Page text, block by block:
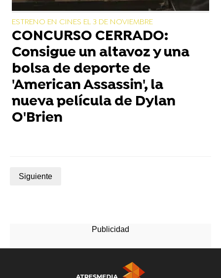
ESTRENO EN CINES EL 3 DE NOVIEMBRE
CONCURSO CERRADO:
Consigue un altavoz y una
bolsa de deporte de
'American Assassin', la
nueva película de Dylan
O'Brien
Siguiente